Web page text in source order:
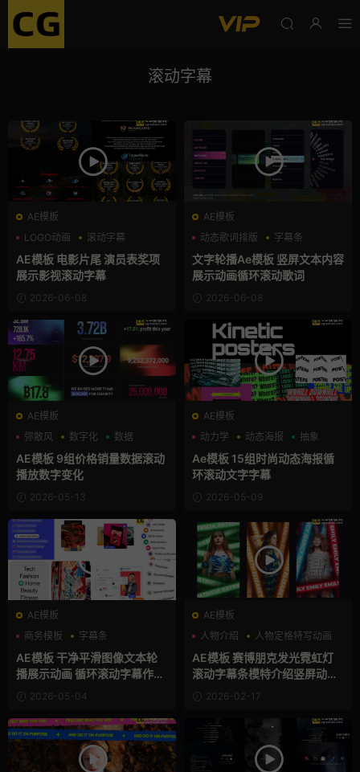
滚动字幕
AE模板
LOGO动画
滚动字幕
片头模板
AE模板 电影片尾 演员表奖项
展示影视滚动字幕
2026-06-08
AE模板
动态歌词排版
字幕条
字幕模板
文字轮播Ae模板 竖屏文本内容
展示动画循环滚动歌词
2026-06-08
AE模板
弥散风
数字化 数据
AE模板 9组价格销量数据滚动
播放数字变化
2026-05-13
AE模板
动力学
动态海报 抽象
Ae模板 15组时尚动态海报循
环滚动文字字幕
2026-05-09
AE模板
商务模板
字幕条
字幕模板
AE模板 干净平滑图像文本轮
播展示动画 循环滚动字幕作品
集 2026-05-04
AE模板
人物介绍
人物定格特写动画
动态海报
AE模板 赛博朋克发光霓虹灯
滚动字幕条模特介绍竖屏动态
海报2026-02-17